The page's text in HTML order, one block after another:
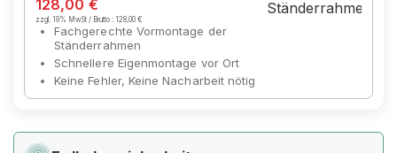
128,00 €
zzgl. 19% MwSt / Brutto :128,00 €
Fachgerechte Vormontage der
Ständerrahmen
Schnellere Eigenmontage vor Ort
Keine Fehler, Keine Nacharbeit nötig